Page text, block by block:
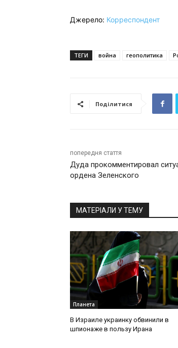
Джерело: Корреспондент
ТЕГИ война геополитика
Поділитися
попередня стаття
Дуда прокомментировал
ордена Зеленского
МАТЕРІАЛИ У ТЕМУ
Планета
В Израиле украинку обвинили в
шпионаже в пользу Ирана